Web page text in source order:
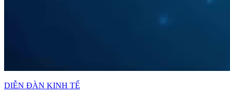
DIỄN ĐÀN KINH TẾ